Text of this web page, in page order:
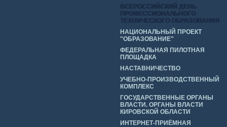
НАЦИОНАЛЬНЫЙ ПРОЕКТ
"ОБРАЗОВАНИЕ"
ФЕДЕРАЛЬНАЯ ПИЛОТНАЯ
ПЛОЩАДКА
НАСТАВНИЧЕСТВО
УЧЕБНО-ПРОИЗВОДСТВЕННЫЙ
КОМПЛЕКС
ГОСУДАРСТВЕННЫЕ ОРГАНЫ
ВЛАСТИ. ОРГАНЫ ВЛАСТИ
КИРОВСКОЙ ОБЛАСТИ
ИНТЕРНЕТ-ПРИЁМНАЯ